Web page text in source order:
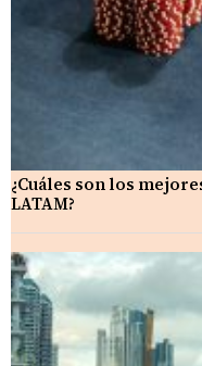
¿Cuáles son los
LATAM?